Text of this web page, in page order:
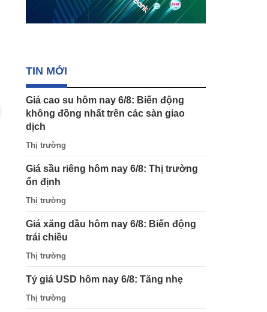
TIN MỚI
Giá cao su hôm nay 6/8: Biến động
không đồng nhất trên các sàn giao
dịch
Thị trường
Giá sầu riêng hôm nay 6/8: Thị trường
ổn định
Thị trường
Giá xăng dầu hôm nay 6/8: Biến động
trái chiều
Thị trường
Tỷ giá USD hôm nay 6/8: Tăng nhẹ
Thị trường